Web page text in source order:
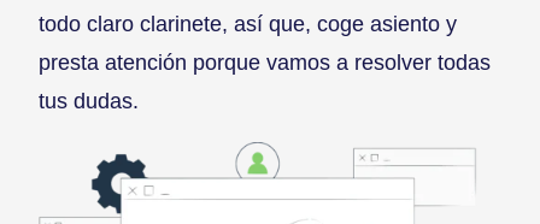
todo claro clarinete, así que, coge asiento y
presta atención porque vamos a resolver todas
tus dudas.